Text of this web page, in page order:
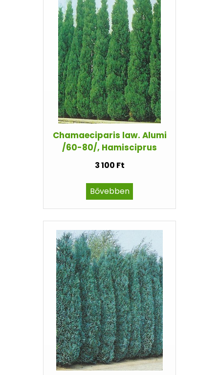
Chamaeciparis law. Alumi
/60-80/, Hamisciprus
3 100 Ft
Bővebben